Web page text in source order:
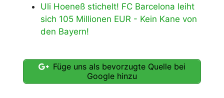
Uli Hoeneß stichelt! FC Barcelona leiht
sich 105 Millionen EUR - Kein Kane von
den Bayern!
Füge uns als bevorzugte Quelle bei
Google hinzu